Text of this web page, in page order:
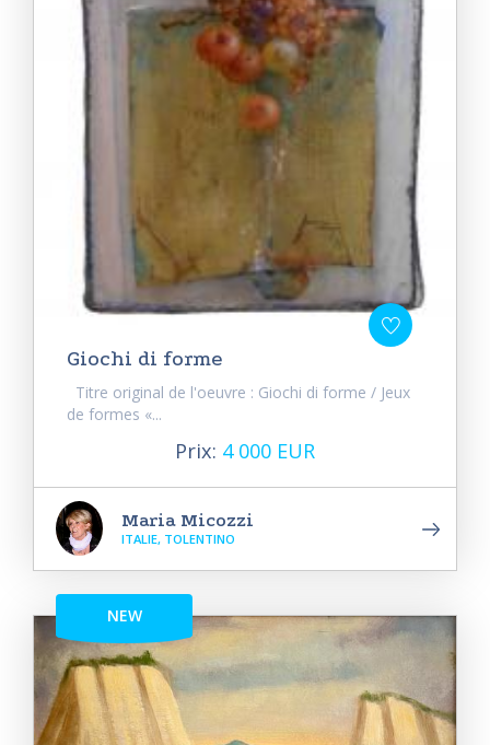
Giochi di forme
Titre original de l'oeuvre : Giochi di forme / Jeux
de formes «...
Prix: 4 000 EUR
Maria Micozzi
ITALIE, TOLENTINO
NEW